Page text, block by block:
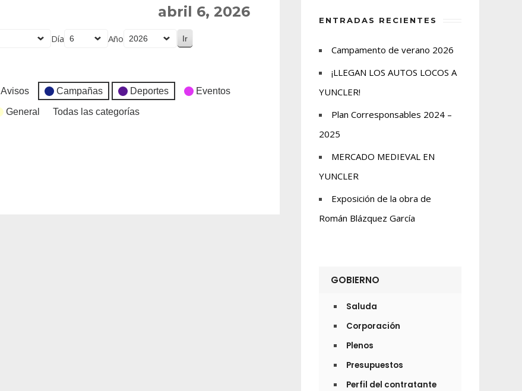
abril 6, 2026
Día Año
Avisos Campañas Deportes Eventos
General Todas las categorías
ENTRADAS RECIENTES
Campamento de verano 2026
¡LLEGAN LOS AUTOS LOCOS A
YUNCLER!
Plan Corresponsables 2024 –
2025
MERCADO MEDIEVAL EN
YUNCLER
Exposición de la obra de
Román Blázquez García
GOBIERNO
Saluda
Corporación
Plenos
Presupuestos
Perfil del contratante